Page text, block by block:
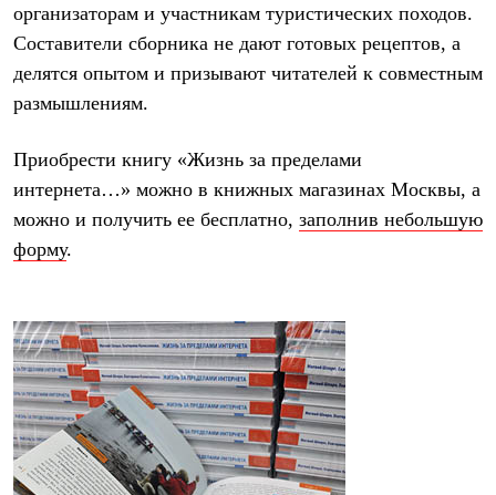
Софтшелл одежда
Куртки
Флисовая одежда
Куртки
Брюки
Комбинезоны
Термобелье
Комплект термобелья
Снаряжение
Палатки и тенты
Палатки
Рюкзаки
Экспедиционные
Легкоходные
Альпинистские
Городские
Аксессуары для рюкзаков
Спальные мешки
Пуховые
Комбинированные
организаторам и участникам туристических походов.
Составители сборника не дают готовых рецептов, а
делятся опытом и призывают читателей к совместным
размышлениям.
Приобрести книгу «Жизнь за пределами
интернета…» можно в книжных магазинах Москвы, а
можно и получить ее бесплатно, заполнив небольшую
форму.